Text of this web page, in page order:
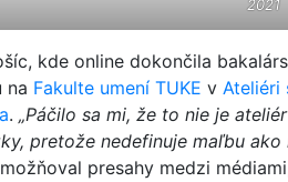
2021
kde online dokončila
na Fakulte umení TUKE v Ateliéri
. „Páčilo sa mi, že to nie je
pretože nedefinuje maľbu ako
presahy medzi